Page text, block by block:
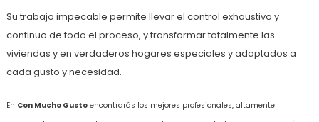
Su trabajo impecable permite llevar el control exhaustivo y
continuo de todo el proceso, y transformar totalmente las
viviendas y en verdaderos hogares especiales y adaptados a
cada gusto y necesidad.
En Con Mucho Gustoencontrarás los mejores profesionales, altamente